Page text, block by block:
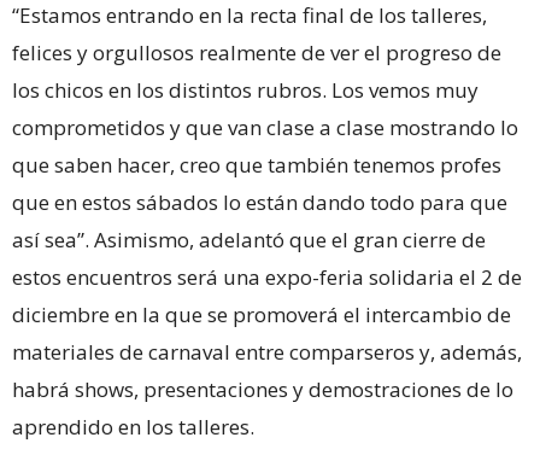
“Estamos entrando en la recta final de los talleres,
felices y orgullosos realmente de ver el progreso de
los chicos en los distintos rubros. Los vemos muy
comprometidos y que van clase a clase mostrando lo
que saben hacer, creo que también tenemos profes
que en estos sábados lo están dando todo para que
así sea”. Asimismo, adelantó que el gran cierre de
estos encuentros será una expo-feria solidaria el 2 de
diciembre en la que se promoverá el intercambio de
materiales de carnaval entre comparseros y, además,
habrá shows, presentaciones y demostraciones de lo
aprendido en los talleres.